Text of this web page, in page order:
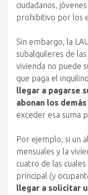
ciudadanos,
prohibitivo por los
Sin embargo, la
subalquileres de
vivienda no puede
que paga el
llegar a pagarse
abonan los
exceder esa suma
Por ejemplo, si un
mensuales y la
cuatro de las
principal (y
llegar a solicitar